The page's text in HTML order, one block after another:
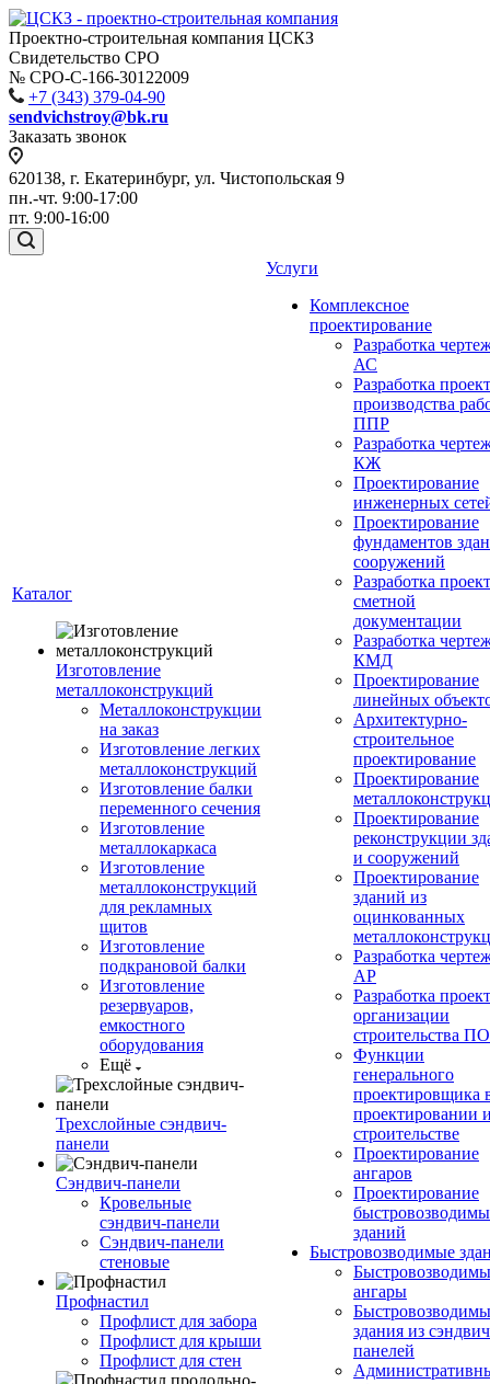
Проектно-строительная компания ЦСКЗ
Свидетельство СРО
№ СРО-С-166-30122009
+7 (343) 379-04-90
sendvichstroy@bk.ru
Заказать звонок
620138, г. Екатеринбург, ул. Чистопольская 9
пн.-чт. 9:00-17:00
пт. 9:00-16:00
Каталог
Изготовление
металлоконструкций
Металлоконструкции
на заказ
Изготовление легких
металлоконструкций
Изготовление балки
переменного сечения
Изготовление
металлокаркаса
Изготовление
металлоконструкций
для рекламных
щитов
Изготовление
подкрановой балки
Изготовление
резервуаров,
емкостного
оборудования
Ещё
Трехслойные сэндвич-
панели
Сэндвич-панели
Кровельные
сэндвич-панели
Сэндвич-панели
стеновые
Профнастил
Профлист для забора
Профлист для крыши
Профлист для стен
Услуги
Комплексное
проектирование
Разработка
АС
Разработка
производства
ППР
Разработка
КЖ
Проектирование
инженерных
Проектирование
фундаментов
сооружений
Разработка
сметной
документации
Разработка
КМД
Проектирование
линейных
Архитектурно-
строительное
проектирование
Проектирование
Проектирование
реконструкции
и сооружений
Проектирование
зданий из
оцинкованных
Разработка
АР
Разработка
организации
строительства
Функции
генерального
проектировщика
проектировании
строительстве
Проектирование
ангаров
Проектирование
зданий
Быстровозводимые
ангары
здания из сэндвич
панелей